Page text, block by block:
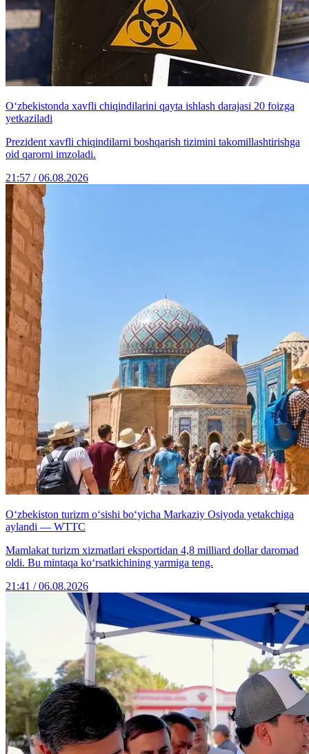
O‘zbekistonda xavfli chiqindilarini qayta ishlash darajasi 20 foizga
yetkaziladi
Prezident xavfli chiqindilarni boshqarish tizimini takomillashtirishga
oid qarorni imzoladi.
21:57 / 06.08.2026
O‘zbekiston turizm o‘sishi bo‘yicha Markaziy Osiyoda yetakchiga
aylandi — WTTC
Mamlakat turizm xizmatlari eksportidan 4,8 milliard dollar daromad
oldi. Bu mintaqa ko‘rsatkichining yarmiga teng.
21:41 / 06.08.2026